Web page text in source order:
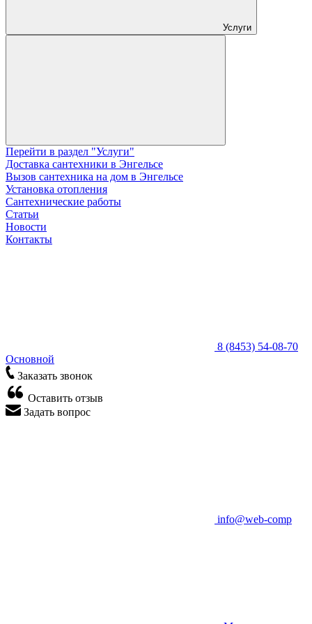
Услуги
Перейти в раздел "Услуги"
Доставка сантехники в Энгельсе
Вызов сантехника на дом в Энгельсе
Установка отопления
Сантехнические работы
Статьи
Новости
Контакты
8 (8453) 54-08-70
Основной
Заказать звонок
Оставить отзыв
Задать вопрос
info@web-comp